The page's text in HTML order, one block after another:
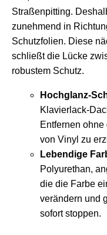
Straßenpitting.
zunehmend in
Schutzfolien. Diese
schließt die Lücke
robustem Schutz.
Hochglanz-
Klavierlack-
Entfernen
von Vinyl zu
Lebendige
Polyurethan,
die die Farbe
verändern und
sofort stoppen.